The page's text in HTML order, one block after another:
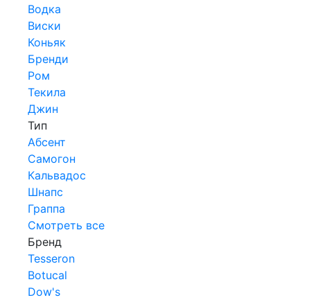
Водка
Виски
Коньяк
Бренди
Ром
Текила
Джин
Тип
Абсент
Самогон
Кальвадос
Шнапс
Граппа
Смотреть все
Бренд
Tesseron
Botucal
Dow's